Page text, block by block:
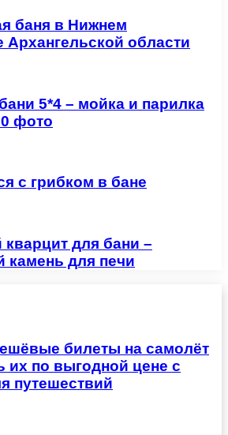
баня в Нижнем
Архангельской области
5*4 – мойка и парилка
фото
с грибком в бане
для бани –
камень для печи
билеты на самолёт
их по выгодной цене с
путешествий